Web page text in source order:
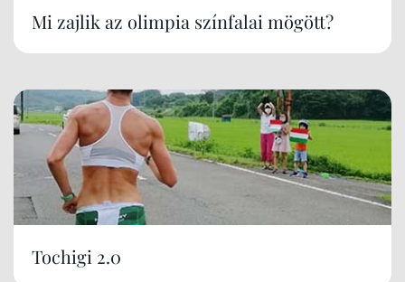
Mi zajlik az olimpia színfalai mögött?
Tochigi 2.0